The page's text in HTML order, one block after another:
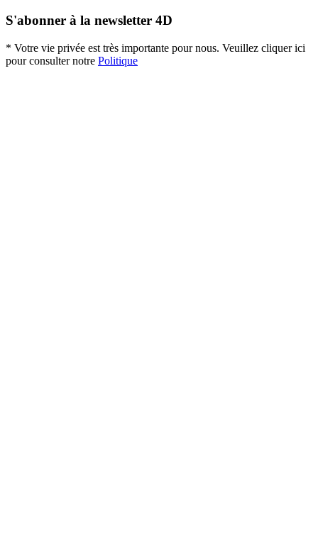
S'abonner à la newsletter 4D
* Votre vie privée est très importante pour nous. Veuillez cliquer ici
pour consulter notre Politique